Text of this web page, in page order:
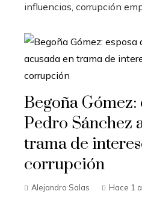
influencias, corrupción
Begoña Gómez:
Pedro Sánchez
trama de
corrupción
Alejandro Salas Hace 1